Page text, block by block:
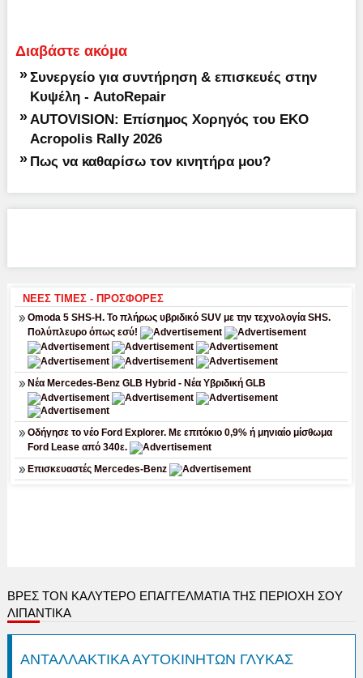
Διαβάστε ακόμα
» Συνεργείο για συντήρηση & επισκευές στην
Κυψέλη - AutoRepair
» AUTOVISION: Επίσημος Χορηγός του EKO
Acropolis Rally 2026
» Πως να καθαρίσω τον κινητήρα μου?
ΒΡΕΣ ΤΟΝ ΚΑΛΎΤΕΡΟ ΕΠΑΓΓΕΛΜΑΤΊΑ ΤΗΣ ΠΕΡΙΟΧΉ ΣΟΥ
ΛΙΠΑΝΤΙΚΑ
ΑΝΤΑΛΛΑΚΤΙΚΑ ΑΥΤΟΚΙΝΗΤΩΝ ΓΛΥΚΑΣ